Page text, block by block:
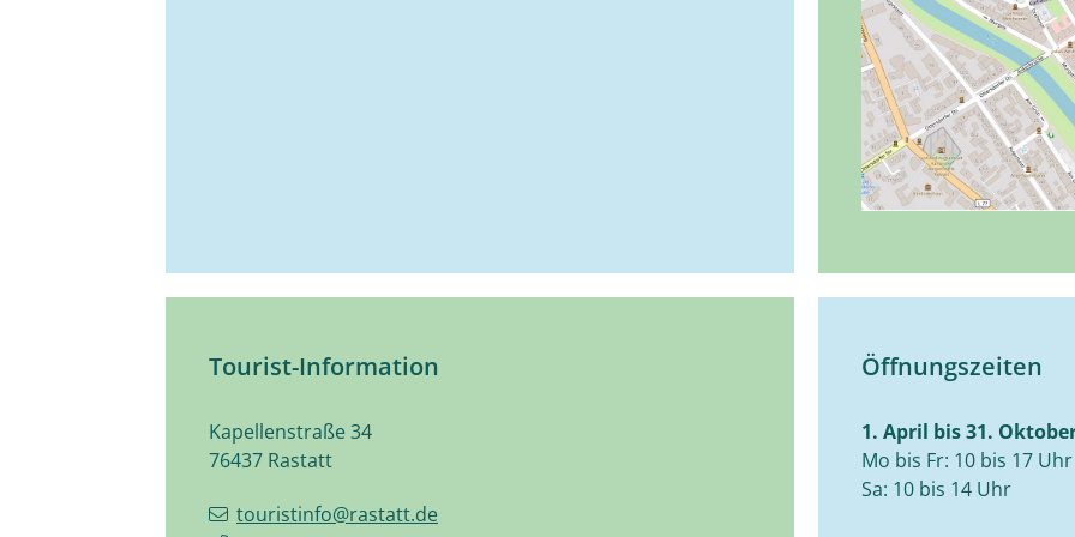
Tourist-Information
Kapellenstraße 34
76437 Rastatt
touristinfo@rastatt.de
Öffnungszeiten
1. April bis 31.
Mo bis Fr: 10 bis 17 Uhr
Sa: 10 bis 14 Uhr